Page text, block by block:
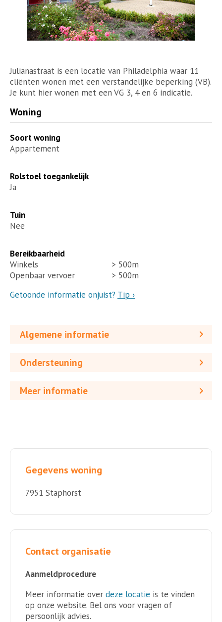
Julianastraat is een locatie van Philadelphia waar 11
cliënten wonen met een verstandelijke beperking (VB).
Je kunt hier wonen met een VG 3, 4 en 6 indicatie.
Woning
Soort woning
Appartement
Rolstoel toegankelijk
Ja
Tuin
Nee
Bereikbaarheid
Winkels
> 500m
Openbaar vervoer
> 500m
Getoonde informatie onjuist? Tip ›
Algemene informatie
Ondersteuning
Meer informatie
Gegevens woning
7951 Staphorst
Contact organisatie
Aanmeldprocedure
Meer informatie over deze locatie is te vinden
op onze website. Bel ons voor vragen of
persoonlijk advies.